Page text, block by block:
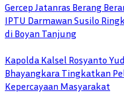
Gercep Jatanras Berang
IPTU Darmawan Susilo
di Boyan Tanjung
Kapolda Kalsel Rosyanto
Bhayangkara Tingkatkan
Kepercayaan Masyarakat